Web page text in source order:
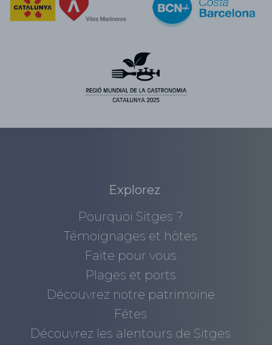
Explorez
Pourquoi Sitges ?
Témoignages et hôtes
Faite pour vous
Plages et ports
Découvrez notre patrimoine
Fêtes
Découvrez les alentours de Sitges